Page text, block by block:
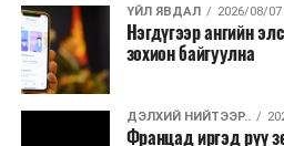
боломжтой.
Түүнчлэн шаталтын явцад
болон дулааны эрчим хүч
болдог. Зарим технологийн
үлдэх үнснээс фосфор зэрэг
ҮЙЛ ЯВДАЛ 2026/08/07
Нэгдүгээр ангийн
зохион байгуулна
ДЭЛХИЙ НИЙТЭЭР..
Францад иргэд рүү